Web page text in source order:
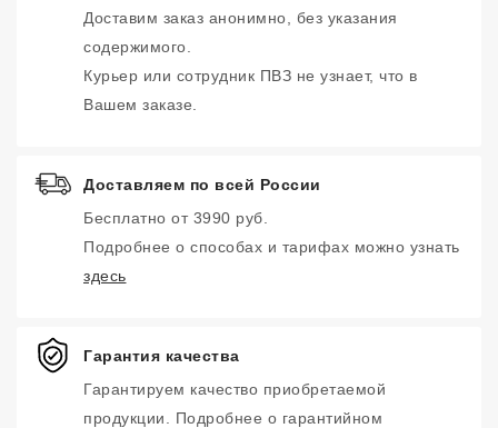
Доставим заказ анонимно, без указания
содержимого.
Курьер или сотрудник ПВЗ не узнает, что в
Вашем заказе.
Доставляем по всей России
Бесплатно от 3990 руб.
Подробнее о способах и тарифах можно узнать
здесь
Гарантия качества
Гарантируем качество приобретаемой
продукции. Подробнее о гарантийном